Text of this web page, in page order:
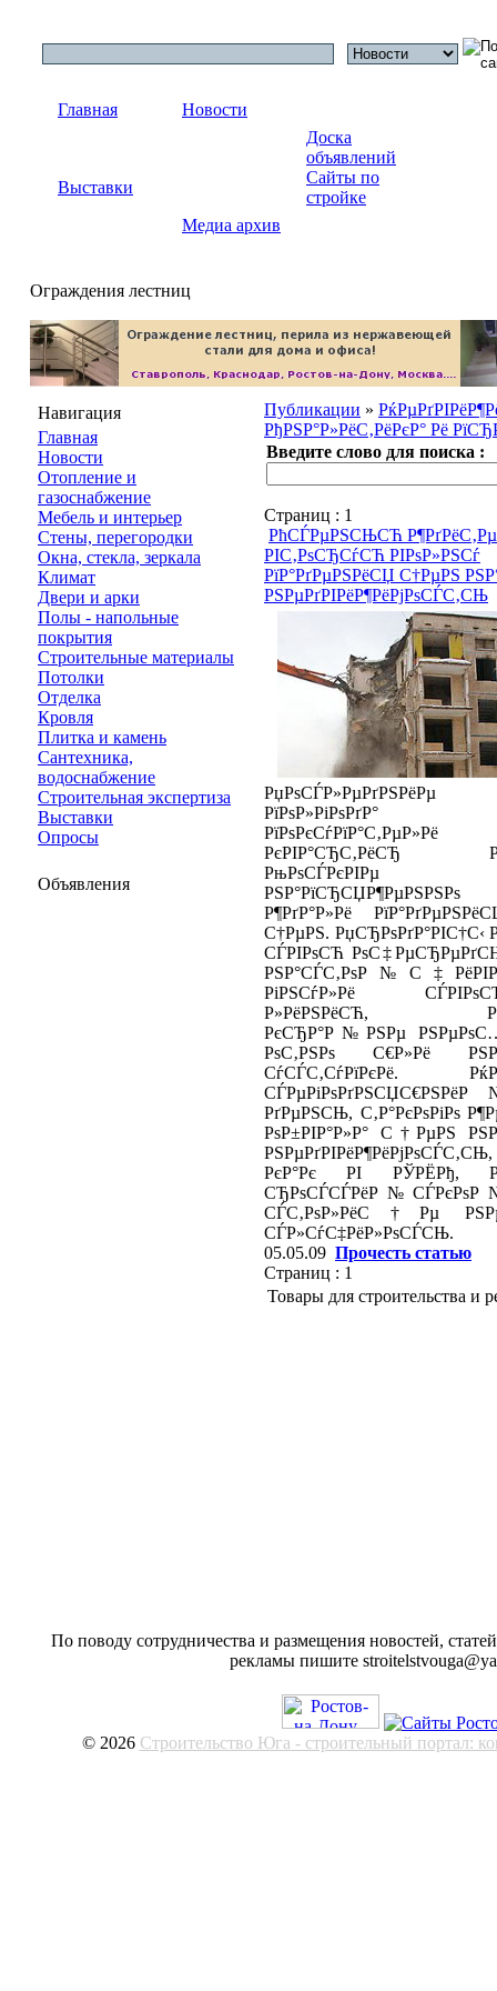
Главная
Новости
Доска
объявлений
Выставки
Сайты по
стройке
Медиа архив
Ограждения лестниц
Навигация
Главная
Новости
Отопление и
газоснабжение
Мебель и интерьер
Стены, перегородки
Окна, стекла, зеркала
Климат
Двери и арки
Полы - напольные
покрытия
Строительные материалы
Потолки
Отделка
Кровля
Плитка и камень
Сантехника,
водоснабжение
Строительная экспертиза
Выставки
Опросы
Объявления
Публикации »
РђРЅР°Р»РёС‚РёРєР° Рё
Введите слово для поиска :
Страниц : 1
РћСЃРµРЅСЊСЋ Р¶РґРёС‚Рµ
РІС‚РѕСЂСѓСЋ РІРѕР»РЅСѓ
РїР°РґРµРЅРёСЏ С†РµРЅ
РЅРµРґРІРёР¶РёРјРѕСЃС‚СЊ
РџРѕСЃР»РµРґРЅРёРµ
РїРѕР»РіРѕРґР°
РїРѕРєСѓРїР°С‚РµР»Рё
РєРІР°СЂС‚РёСЂ
РњРѕСЃРєРІРµ
РЅР°РїСЂСЏР¶РµРЅРЅРѕ
Р¶РґР°Р»Рё
С†РµРЅ. РџСЂРѕРґР°РІС†С‹
СЃРІРѕСЋ
РіРЅСѓР»Рё
Р»РёРЅРёСЋ,
РєСЂР°Р№РЅРµ
РѕС‚РЅРѕ С€Р»Рё
СѓСЃС‚СѓРїРєРё.
РґРµРЅСЊ, С‚Р°РєРѕРіРѕ
РѕР±РІР°Р»Р° С†РµРЅ
РЅРµРґРІРёР¶РёРјРѕСЃС‚СЊ,
РєР°Рє РІ РЎРЁРђ,
СЃС‚РѕР»РёС†Рµ
СЃР»СѓС‡РёР»РѕСЃСЊ.
05.05.09 Прочесть статью
Страниц : 1
Товары для строительства и
По поводу сотрудничества и размещения новостей,
рекламы пишите
© 2026 Строительство Юга - строительный портал: